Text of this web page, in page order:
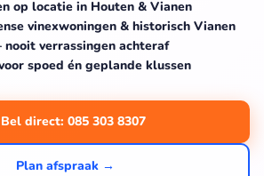
op locatie in Houten & Vianen
vinexwoningen & historisch Vianen
verrassingen achteraf
spoed én geplande klussen
direct: 085 303 8307
Plan afspraak →